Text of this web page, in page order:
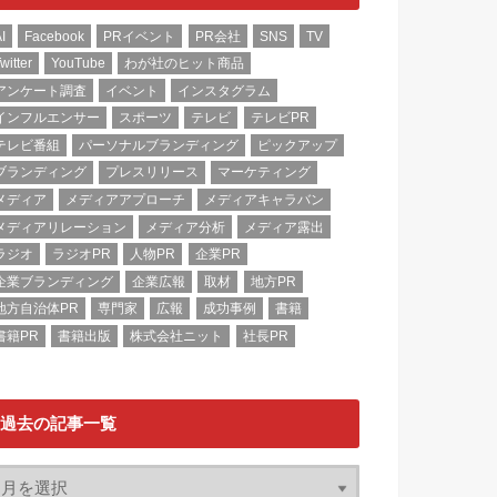
Facebook PRイベント PR会社 SNS
TV
YouTube
わが社のヒット商品
ンケート調査
イベント
インスタグラム
ンフルエンサー
スポーツ テレビ
テレビPR
レビ番組
パーソナルブランディング
ピックアップ
ランディング
プレスリリース
マーケティング
ディア
メディアアプローチ
メディアキャラバン
ディアリレーション
メディア分析
メディア露出
ジオ
ラジオPR 人物PR
企業PR
業ブランディング
企業広報 取材
地方PR
方自治体PR
専門家 広報 成功事例
書籍
籍PR
書籍出版 株式会社ニット 社長PR
過去の記事一覧